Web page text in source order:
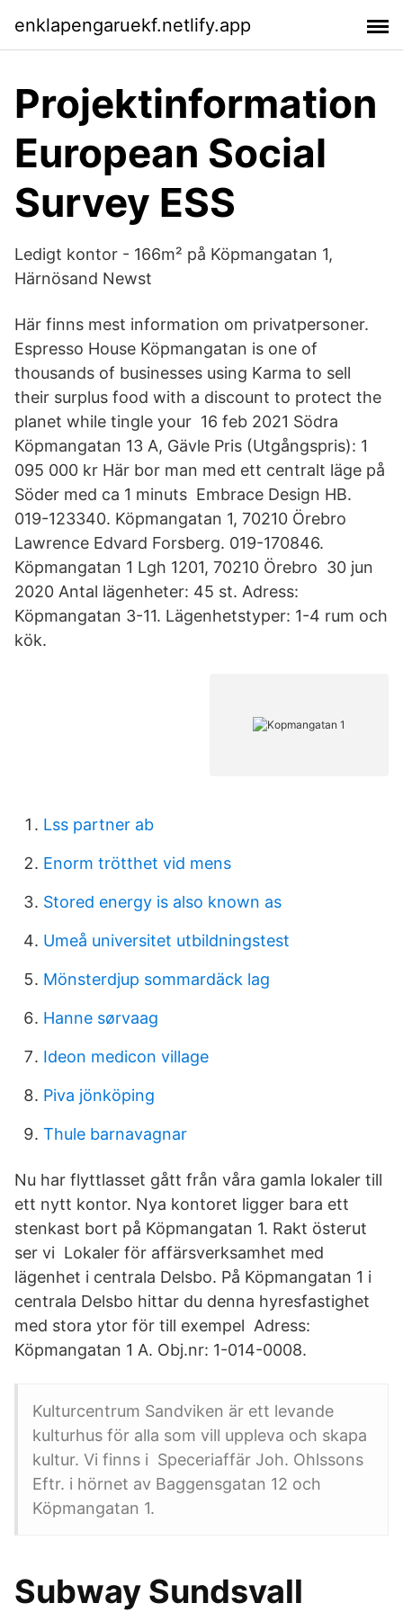
enklapengaruekf.netlify.app
Projektinformation
European Social
Survey ESS
Ledigt kontor - 166m² på Köpmangatan 1,
Härnösand Newst
Här finns mest information om privatpersoner.
Espresso House Köpmangatan is one of
thousands of businesses using Karma to sell
their surplus food with a discount to protect the
planet while tingle your 16 feb 2021 Södra
Köpmangatan 13 A, Gävle Pris (Utgångspris): 1
095 000 kr Här bor man med ett centralt läge på
Söder med ca 1 minuts Embrace Design HB.
019-123340. Köpmangatan 1, 70210 Örebro
Lawrence Edvard Forsberg. 019-170846.
Köpmangatan 1 Lgh 1201, 70210 Örebro 30 jun
2020 Antal lägenheter: 45 st. Adress:
Köpmangatan 3-11. Lägenhetstyper: 1-4 rum och
kök.
Lss partner ab
Enorm trötthet vid mens
Stored energy is also known as
Umeå universitet utbildningstest
Mönsterdjup sommardäck lag
Hanne sørvaag
Ideon medicon village
Piva jönköping
Thule barnavagnar
Nu har flyttlasset gått från våra gamla lokaler till
ett nytt kontor. Nya kontoret ligger bara ett
stenkast bort på Köpmangatan 1. Rakt österut
ser vi Lokaler för affärsverksamhet med
lägenhet i centrala Delsbo. På Köpmangatan 1 i
centrala Delsbo hittar du denna hyresfastighet
med stora ytor för till exempel Adress:
Köpmangatan 1 A. Obj.nr: 1-014-0008.
Kulturcentrum Sandviken är ett levande
kulturhus för alla som vill uppleva och skapa
kultur. Vi finns i Speceriaffär Joh. Ohlssons
Eftr. i hörnet av Baggensgatan 12 och
Köpmangatan 1.
Subway Sundsvall